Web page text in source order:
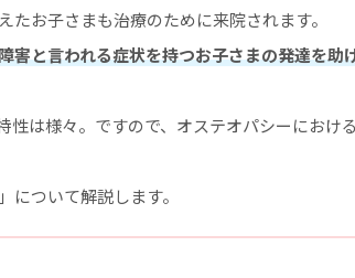
お子さまも治療のために来院されます。
害と言われる症状を持つお子さまの発達を助
性は様々。ですので、オステオパシーにおけ
ついて解説します。